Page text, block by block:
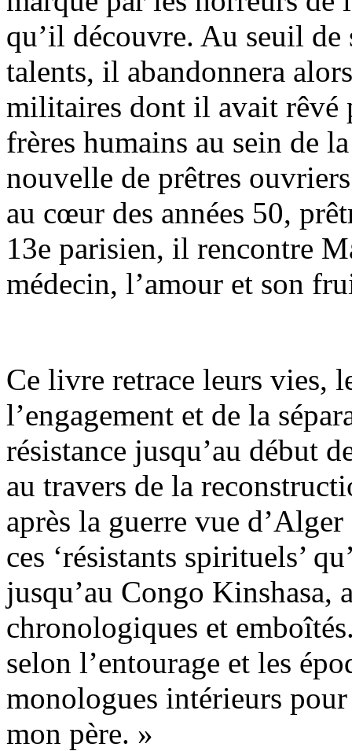
qu’il découvre. Au seuil
talents, il abandonnera
militaires dont il avait rêvé
frères humains au sein de
nouvelle de prêtres
au cœur des années 50,
13e parisien, il rencontre
médecin, l’amour et son
Ce livre retrace leurs vies,
l’engagement et de la
résistance jusqu’au début
au travers de la
après la guerre vue
ces ‘résistants spirituels’
jusqu’au Congo Kinshasa,
chronologiques et
selon l’entourage et les
monologues intérieurs
mon père. »